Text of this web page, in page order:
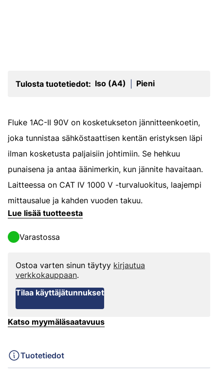
Tulosta tuotetiedot: Iso (A4) Pieni
Fluke 1AC-II 90V on kosketukseton jännitteenkoetin,
joka tunnistaa sähköstaattisen kentän eristyksen läpi
ilman kosketusta paljaisiin johtimiin. Se hehkuu
punaisena ja antaa äänimerkin, kun jännite havaitaan.
Laitteessa on CAT IV 1000 V -turvaluokitus, laajempi
mittausalue ja kahden vuoden takuu.
Lue lisää tuotteesta
Varastossa
Ostoa varten sinun täytyy kirjautua
verkkokauppaan.
Tilaa käyttäjätunnukset
Katso myymäläsaatavuus
Tuotetiedot